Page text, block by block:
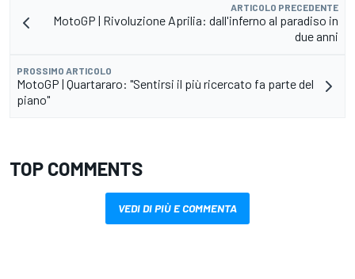
ARTICOLO PRECEDENTE
MotoGP | Rivoluzione Aprilia: dall'inferno al paradiso in
due anni
PROSSIMO ARTICOLO
MotoGP | Quartararo: "Sentirsi il più ricercato fa parte del
piano"
TOP COMMENTS
VEDI DI PIÙ E COMMENTA